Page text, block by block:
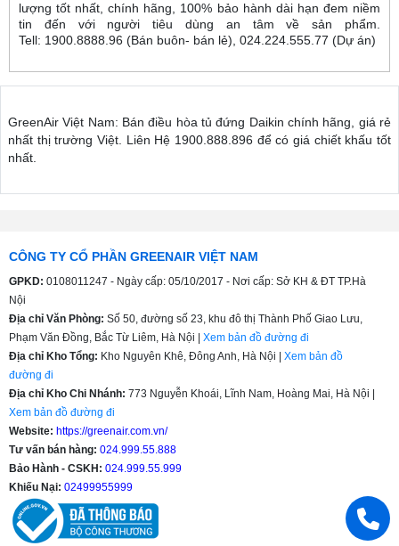
lượng tốt nhất, chính hãng, 100% bảo hành dài hạn đem niềm
tin đến với người tiêu dùng an tâm về sản phẩm.
Tell: 1900.8888.96 (Bán buôn- bán lẻ), 024.224.555.77 (Dự án)
GreenAir Việt Nam: Bán điều hòa tủ đứng Daikin chính hãng, giá rẻ
nhất thị trường Việt. Liên Hệ 1900.888.896 để có giá chiết khấu tốt
nhất.
CÔNG TY CỔ PHẦN GREENAIR VIỆT NAM
GPKD: 0108011247 - Ngày cấp: 05/10/2017 - Nơi cấp: Sở KH & ĐT TP.Hà
Nội
Địa chỉ Văn Phòng: Số 50, đường số 23, khu đô thị Thành Phố Giao Lưu,
Phạm Văn Đồng, Bắc Từ Liêm, Hà Nội | Xem bản đồ đường đi
Địa chỉ Kho Tổng: Kho Nguyên Khê, Đông Anh, Hà Nội | Xem bản đồ
đường đi
Địa chỉ Kho Chi Nhánh: 773 Nguyễn Khoái, Lĩnh Nam, Hoàng Mai, Hà Nội |
Xem bản đồ đường đi
Website: https://greenair.com.vn/
Tư vấn bán hàng: 024.999.55.888
Bảo Hành - CSKH: 024.999.55.999
Khiếu Nại: 02499955999